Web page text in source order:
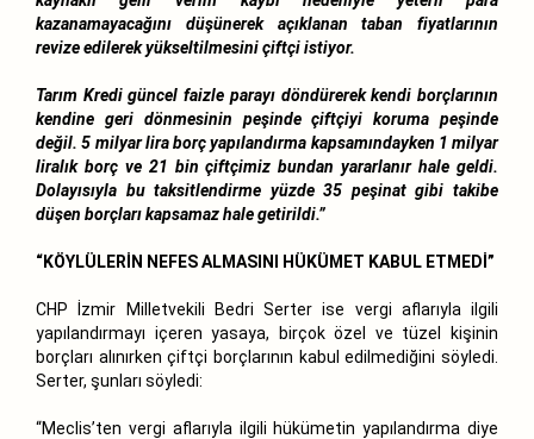
kazanamayacağını düşünerek açıklanan taban fiyatlarının
revize edilerek yükseltilmesini çiftçi istiyor.
Tarım Kredi güncel faizle parayı döndürerek kendi borçlarının
kendine geri dönmesinin peşinde çiftçiyi koruma peşinde
değil. 5 milyar lira borç yapılandırma kapsamındayken 1 milyar
liralık borç ve 21 bin çiftçimiz bundan yararlanır hale geldi.
Dolayısıyla bu taksitlendirme yüzde 35 peşinat gibi takibe
düşen borçları kapsamaz hale getirildi.”
“KÖYLÜLERİN NEFES ALMASINI HÜKÜMET KABUL ETMEDİ”
CHP İzmir Milletvekili Bedri Serter ise vergi aflarıyla ilgili
yapılandırmayı içeren yasaya, birçok özel ve tüzel kişinin
borçları alınırken çiftçi borçlarının kabul edilmediğini söyledi.
Serter, şunları söyledi:
“Meclis’ten vergi aflarıyla ilgili hükümetin yapılandırma diye